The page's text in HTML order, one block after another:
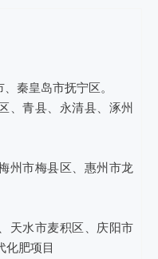
秦皇岛市抚宁区。
、青县、永清县、涿州
州市梅县区、惠州市龙
天水市麦积区、庆阳市
化肥项目